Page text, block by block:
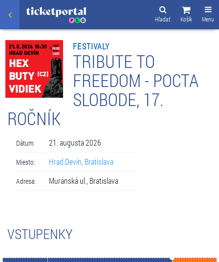
Menu
Košík
Hľadať
FESTIVALY
TRIBUTE TO
FREEDOM - POCTA
SLOBODE, 17.
ROČNÍK
Dátum: 21. augusta 2026
Miesto: Hrad Devín, Bratislava
Adresa: Muránská ul., Bratislava
VSTUPENKY